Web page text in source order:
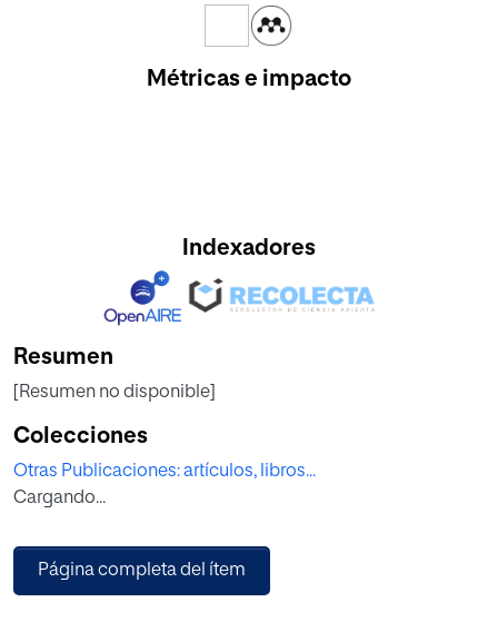
Métricas e impacto
Indexadores
Resumen
[Resumen no disponible]
Colecciones
Otras Publicaciones: artículos, libros...
Cargando...
Página completa del ítem